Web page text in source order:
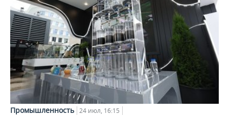
Промышленность 24 июл, 16:15